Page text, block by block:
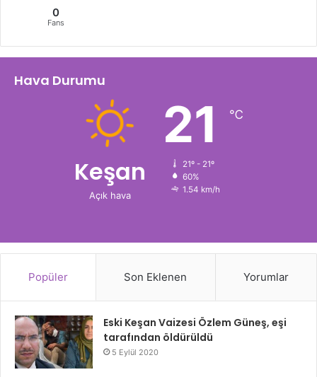
0
Fans
Hava Durumu
Keşan
Açık hava
21 ℃
21º - 21º
60%
1.54 km/h
Popüler Son Eklenen Yorumlar
Eski Keşan Vaizesi Özlem Güneş, eşi
tarafından öldürüldü
5 Eylül 2020